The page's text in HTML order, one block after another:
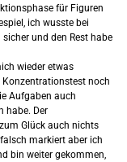
für Figuren
ich wusste bei
und den Rest habe
wieder etwas
Konzentrationstest noch
Aufgaben auch
habe. Der
Glück auch nichts
markiert aber ich
bin weiter gekommen,